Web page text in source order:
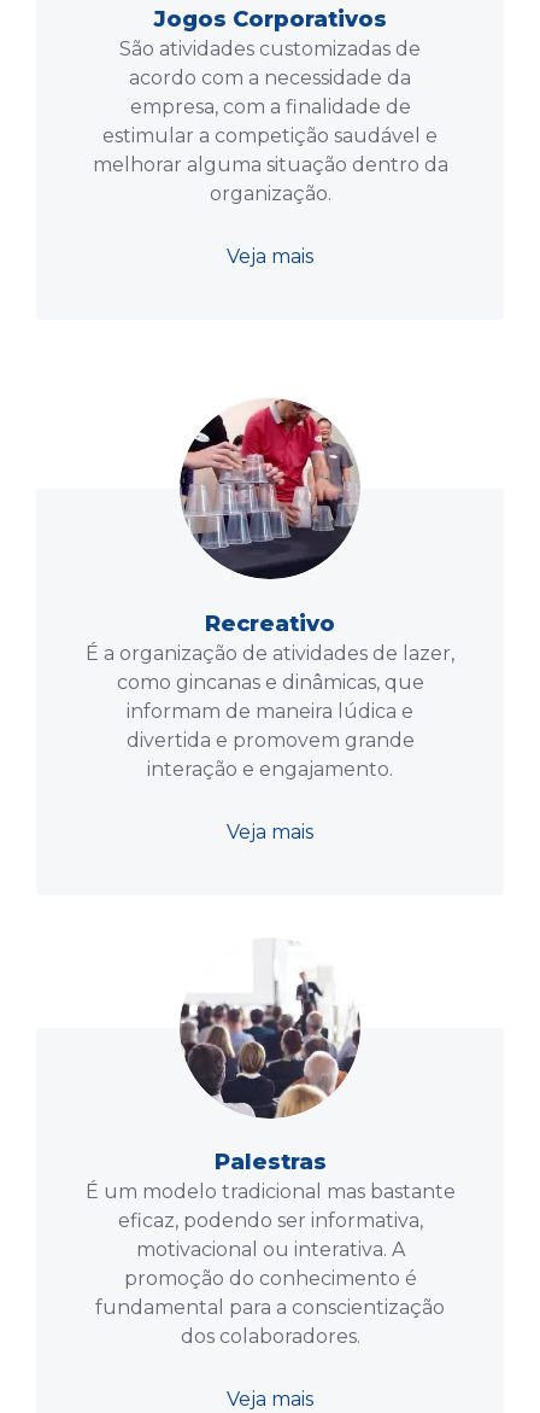
Jogos Corporativos
São atividades customizadas de
acordo com a necessidade da
empresa, com a finalidade de
estimular a competição saudável e
melhorar alguma situação dentro da
organização.
Veja mais
Recreativo
É a organização de atividades de lazer,
como gincanas e dinâmicas, que
informam de maneira lúdica e
divertida e promovem grande
interação e engajamento.
Veja mais
Palestras
É um modelo tradicional mas bastante
eficaz, podendo ser informativa,
motivacional ou interativa. A
promoção do conhecimento é
fundamental para a conscientização
dos colaboradores.
Veja mais